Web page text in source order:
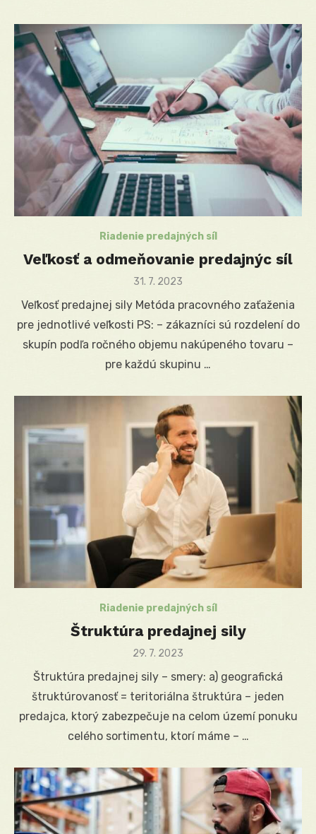
Riadenie predajných síl
Veľkosť a odmeňovanie predajnýc síl
Posted
31. 7. 2023
Veľkosť predajnej sily Metóda pracovného zaťaženia
pre jednotlivé veľkosti PS: – zákazníci sú rozdelení do
skupín podľa ročného objemu nakúpeného tovaru –
pre každú skupinu …
Riadenie predajných síl
Štruktúra predajnej sily
Posted
29. 7. 2023
Štruktúra predajnej sily – smery: a) geografická
štruktúrovanosť = teritoriálna štruktúra – jeden
predajca, ktorý zabezpečuje na celom území ponuku
celého sortimentu, ktorí máme – …